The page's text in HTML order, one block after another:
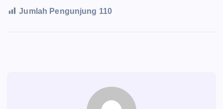
Jumlah Pengunjung 110